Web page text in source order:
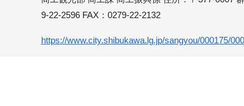
9-22-2596 FAX：0279-22-2132
https://www.city.shibukawa.lg.jp/sangyou/000175/